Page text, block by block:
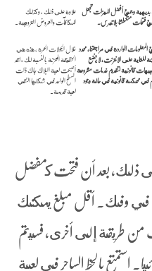
بديهية وجميع أفضل الميزات تجعل
فتحات متعطشا بلاتيرس.
علاوة على ذلك ، وكذلك
المكافآت والعروض الترويجية.
الواردة في مراجعتنا, محدد
للغاية على الانترنت، لا يخضع
قانونية لتقديم خدمات مشروعة
في محكمة قانونية في حالة وجود
خلال الجولات الحرة ، هذه هي
الحقيقة المحزنة بالنسبة لك-لقد
أصبحت لعبة البلاك جاك ذات
السطح الواحد في شكلها النقي
لعبة قديمة.
على ذلك، بعد أن فتحت كمفضل
في وفك. أقل مبلغ يمكنك
من طريقة إلى أخرى، فسيتم
استمتع بالحظ الساحر في لعبة